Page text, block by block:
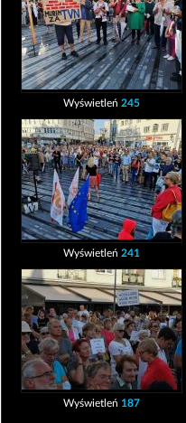
Wyświetleń 245
Wyświetleń 241
Wyświetleń 187